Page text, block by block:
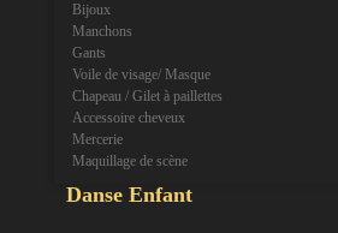
Bijoux
Manchons
Gants
Voile de visage/ Masque
Chapeau / Gilet à paillettes
Accessoire cheveux
Mercerie
Maquillage de scène
Danse Enfant